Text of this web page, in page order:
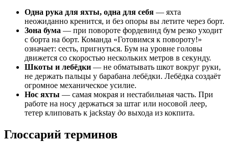
Одна рука для яхты, одна для себя — яхта
неожиданно кренится, и без опоры вы летите через борт.
Зона бума — при повороте фордевинд бум резко уходит
с борта на борт. Команда «Готовимся к повороту!»
означает: сесть, пригнуться. Бум на уровне головы
движется со скоростью нескольких метров в секунду.
Шкоты и лебёдки — не обматывать шкот вокруг руки,
не держать пальцы у барабана лебёдки. Лебёдка создаёт
огромное механическое усилие.
Нос яхты — самая мокрая и нестабильная часть. При
работе на носу держаться за штаг или носовой леер,
тетер клиповать к jackstay до выхода из кокпита.
Глоссарий терминов